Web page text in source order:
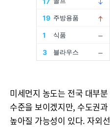
미세먼지 농도는 전국 대부
수준을 보이겠지만, 수도권
높아질 가능성이 있다. 자외